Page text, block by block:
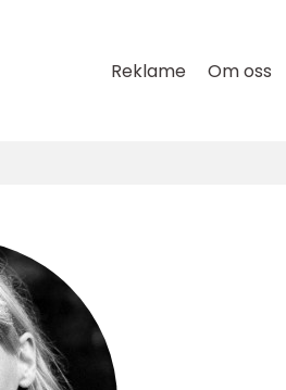
Reklame Om oss